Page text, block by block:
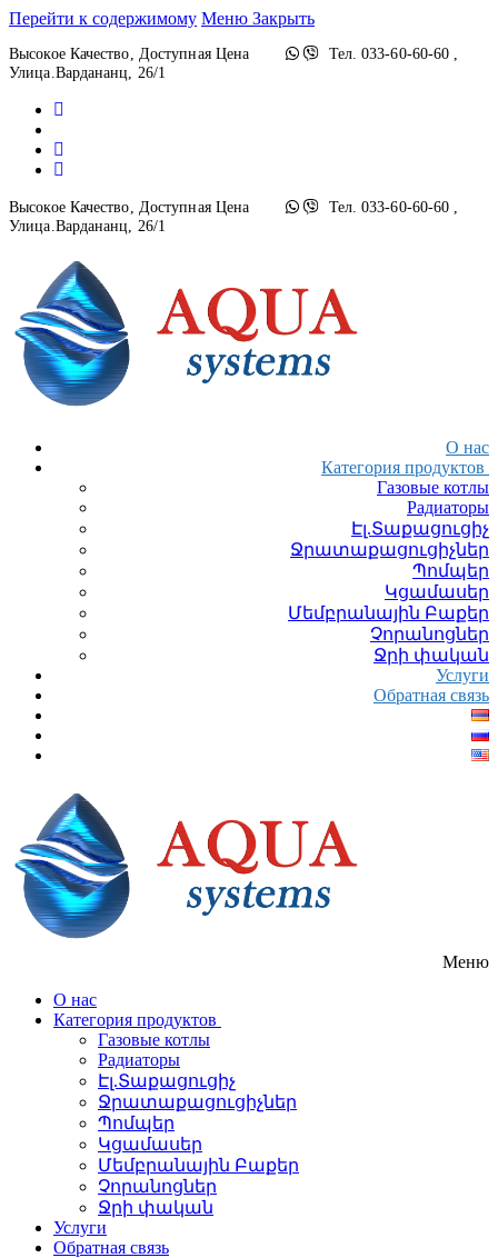
Перейти к содержимому Меню Закрыть
Высокое Качество, Доступная Цена
Тел. 033-60-60-60 ,
Улица.Вардананц, 26/1
Высокое Качество, Доступная Цена
Тел. 033-60-60-60 ,
Улица.Вардананц, 26/1
О нас
Категория продуктов
Газовые котлы
Радиаторы
Էլ.Տաքացուցիչ
Ջրատաքացուցիչներ
Պոմպեր
Կցամասեր
Մեմբրանային Բաքեր
Չորանոցներ
Ջրի փական
Услуги
Обратная связь
Меню
О нас
Категория продуктов
Газовые котлы
Радиаторы
Էլ.Տաքացուցիչ
Ջրատաքացուցիչներ
Պոմպեր
Կցամասեր
Մեմբրանային Բաքեր
Չորանոցներ
Ջրի փական
Услуги
Обратная связь